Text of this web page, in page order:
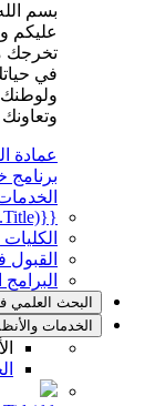
بسم
عليكم
تخرجك
في
ولوطنك
عمادة
برنامج
{{mmc.getCurrentTranslation(item.Title)}}
القبول
البحث العلمي
الخدمات